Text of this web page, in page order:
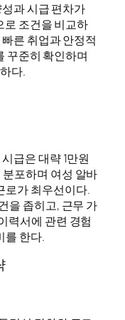
과 시급 편차가
로 조건을 비교하
른 취업과 안정적
꾸준히 확인하며
다.
급은 대략 1만원
포하며 여성 알바
로가 최우선이다.
을 좁히고, 근무 가
력서에 관련 경험
를 한다.